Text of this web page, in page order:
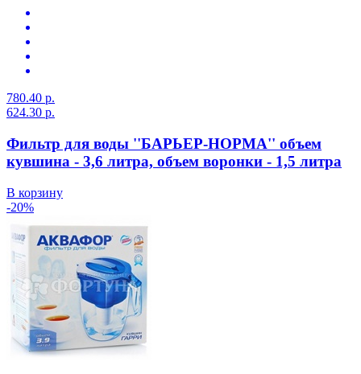
780.40 р.
624.30 р.
Фильтр для воды ''БАРЬЕР-НОРМА'' объем
кувшина - 3,6 литра, объем воронки - 1,5 литра
В корзину
-20%